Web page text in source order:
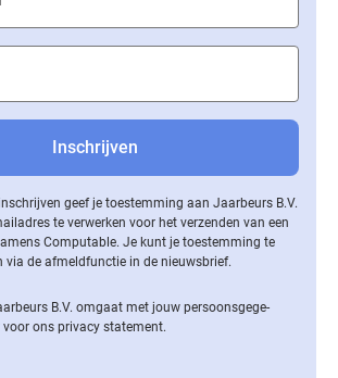
geef je toestemming aan Jaarbeurs B.V.
te verwerken voor het verzenden van een
Computable. Je kunt je toestemming te
via de af­meld­func­tie in de nieuwsbrief.
B.V. omgaat met jouw per­soons­ge­ge­
voor ons privacy statement.